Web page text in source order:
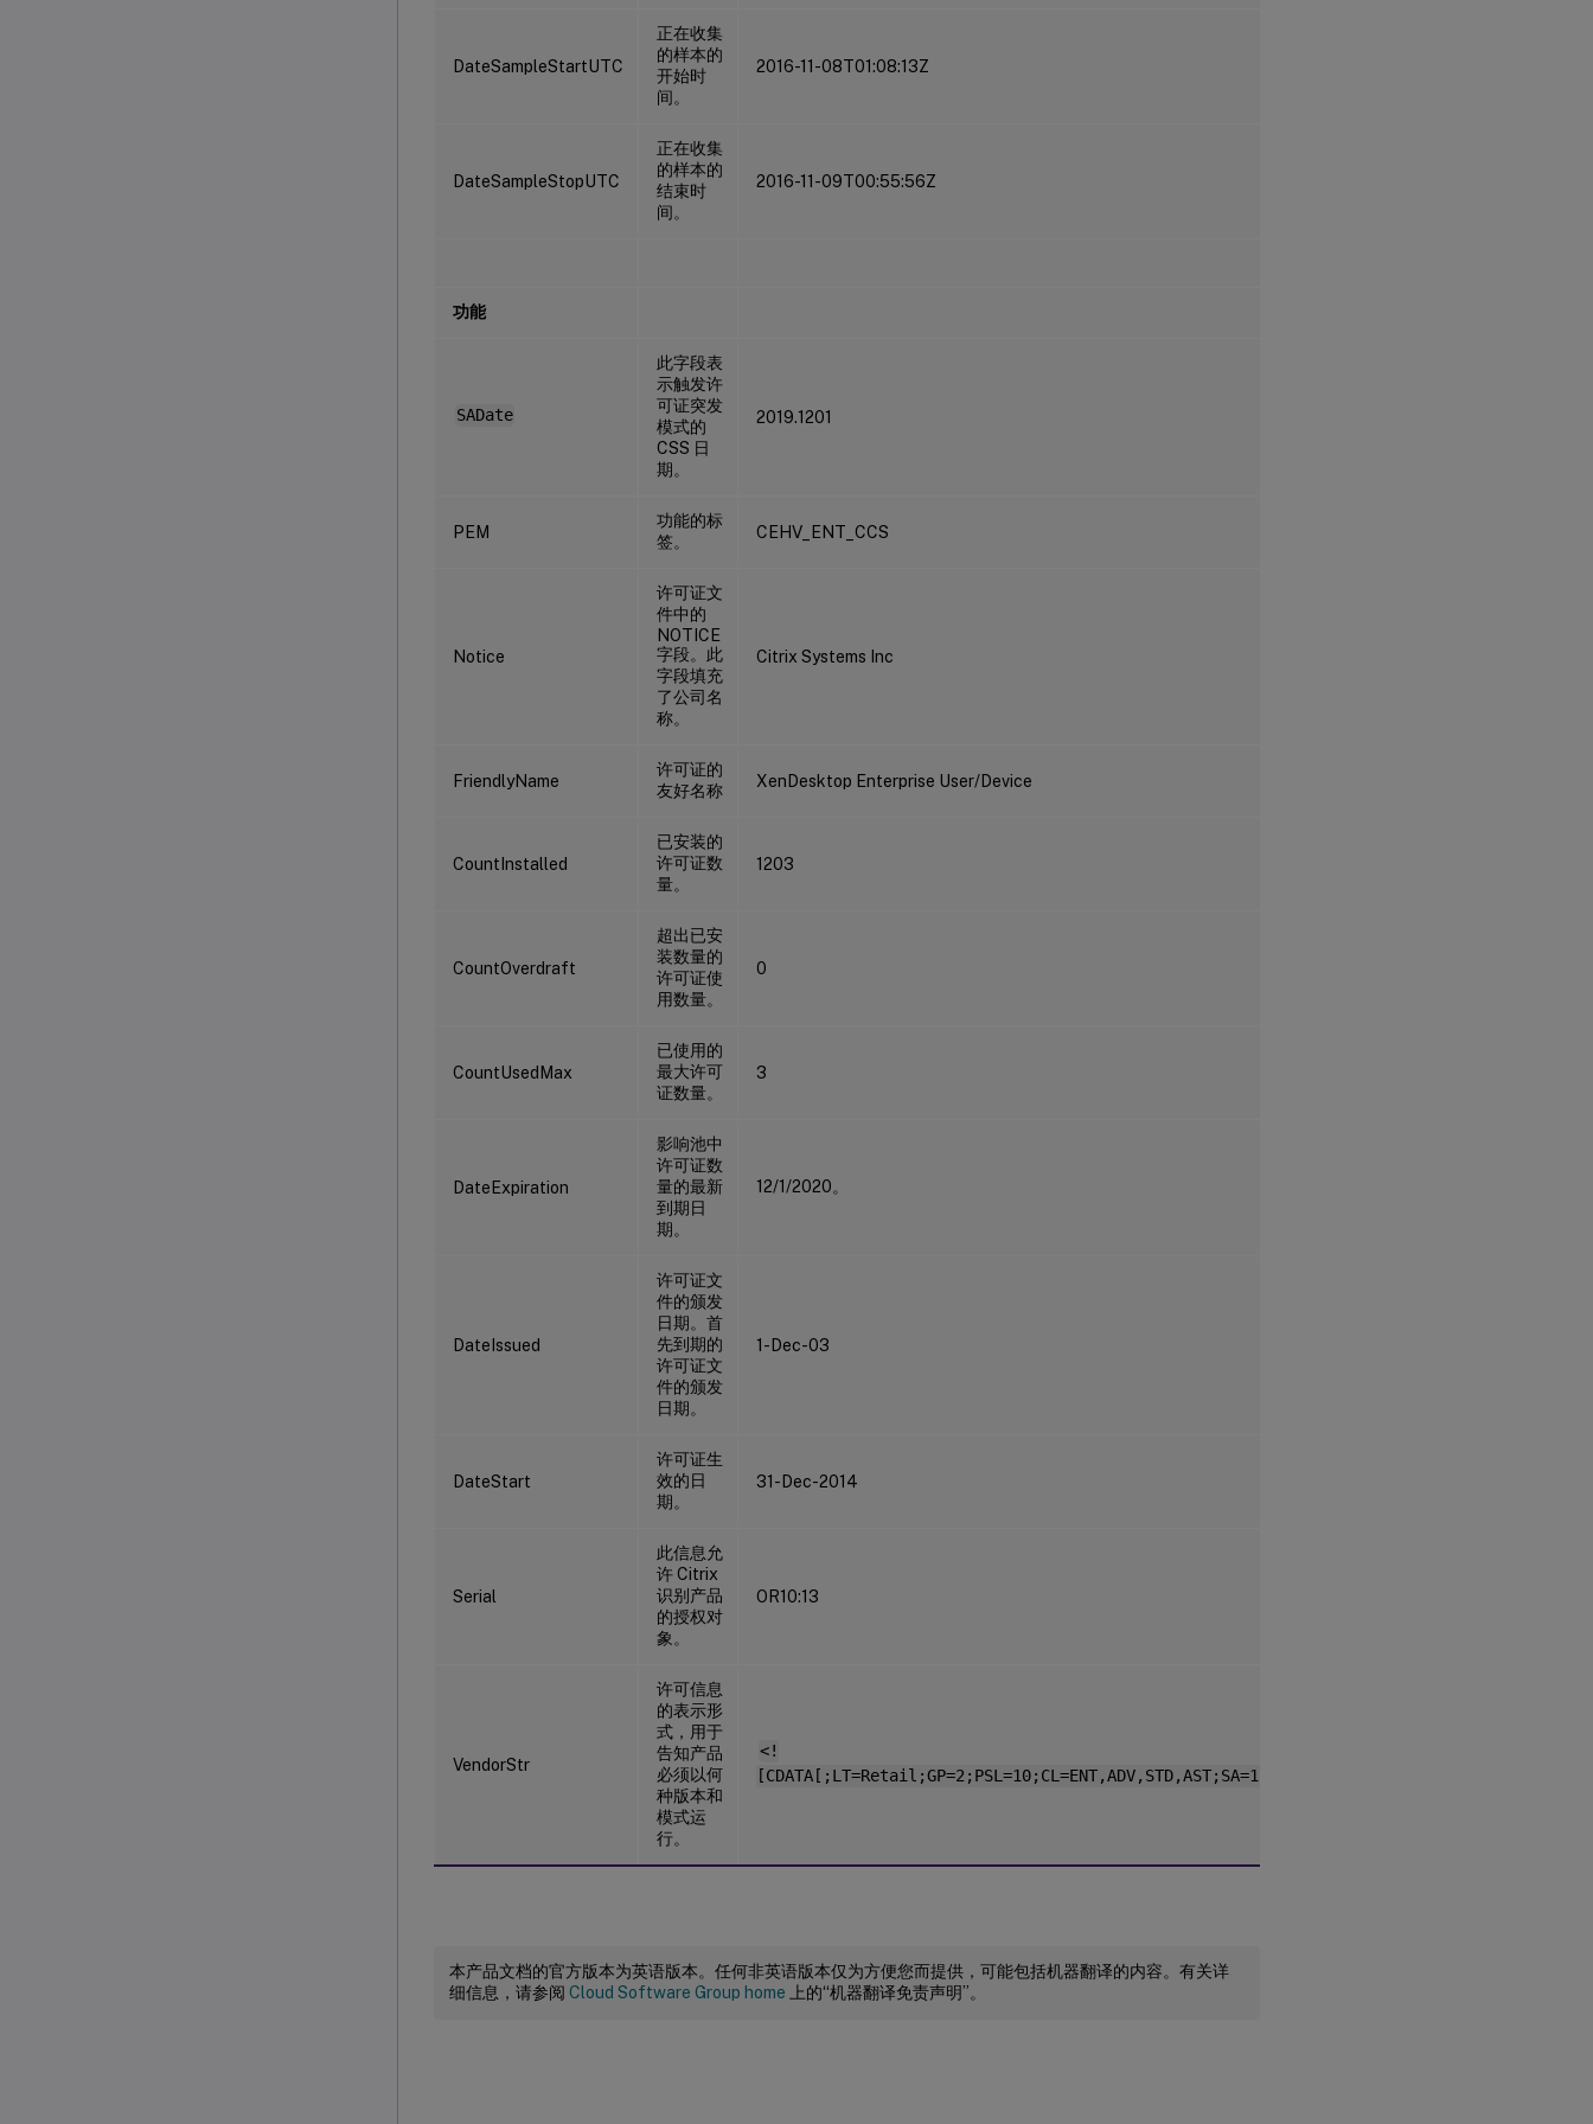
DateSampleStartUTC
正在收集
的样本的
开始时
间。
2016-11-08T01:08:13Z
DateSampleStopUTC
正在收集
的样本的
结束时
间。
2016-11-09T00:55:56Z
功能
SADate
此字段表
示触发许
可证突发
模式的
CSS 日
期。
2019.1201
PEM
功能的标
签。
CEHV_ENT_CCS
Notice
许可证文
件中的
NOTICE
字段。此
字段填充
了公司名
称。
Citrix Systems Inc
FriendlyName
许可证的
友好名称
XenDesktop Enterprise User/Device
CountInstalled
已安装的
许可证数
量。
1203
CountOverdraft
超出已安
装数量的
许可证使
用数量。
0
CountUsedMax
已使用的
最大许可
证数量。
3
DateExpiration
影响池中
许可证数
量的最新
到期日
期。
12/1/2020。
DateIssued
许可证文
件的颁发
日期。首
先到期的
许可证文
件的颁发
日期。
1-Dec-03
DateStart
许可证生
效的日
期。
31-Dec-2014
Serial
此信息允
许 Citrix
识别产品
的授权对
象。
OR10:13
VendorStr
许可信息
的表示形
式，用于
告知产品
必须以何
种版本和
模式运
行。
<!
[CDATA[;LT=Retail;GP=2;PSL=10;CL=ENT,ADV,STD,AST;SA=1;ODP=0]]>
本产品文档的官方版本为英语版本。任何非英语版本仅为方便您而提供，可能包括机器翻译的内容。有关详
细信息，请参阅 Cloud Software Group home 上的“机器翻译免责声明”。